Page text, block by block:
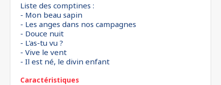
Liste des comptines :
- Mon beau sapin
- Les anges dans nos campagnes
- Douce nuit
- L'as-tu vu ?
- Vive le vent
- Il est né, le divin enfant
Caractéristiques